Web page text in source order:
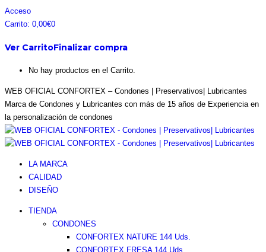
Saltar
al
Facebook
page
in
Instagram
page
in
Pinterest
page
in
Twitter
page
in
Acceso
Carrito: 0,00€0
Ver CarritoFinalizar compra
No hay productos en el Carrito.
WEB OFICIAL CONFORTEX – Condones | Preservativos| Lubricantes
Marca de Condones y Lubricantes con más de 15 años de Experiencia en
la personalización de condones
LA MARCA
CALIDAD
DISEÑO
TIENDA
CONDONES
CONFORTEX NATURE 144 Uds.
CONFORTEX FRESA 144 Uds.